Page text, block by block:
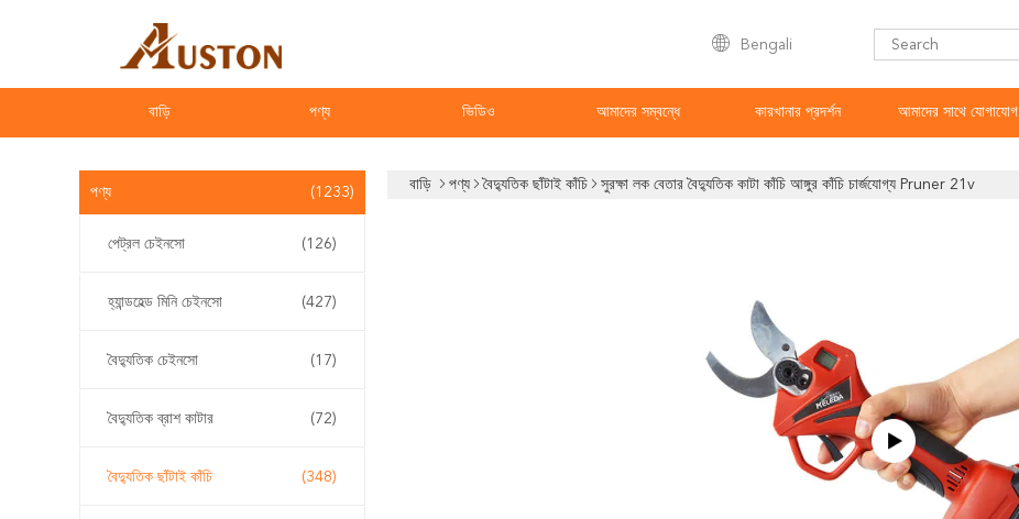
Bengali
বাড়ি পণ্য ভিডিও আমাদের সম্বন্ধে কারখানার প্রদর্শন আমাদের সাথে যোগাযোগ
পণ্য (1233)
পেট্রল চেইনসো (126)
হ্যান্ডহেল্ড মিনি চেইনসো (427)
বৈদ্যুতিক চেইনসো (17)
বৈদ্যুতিক ব্রাশ কাটার (72)
বৈদ্যুতিক ছাঁটাই কাঁচি (348)
বাড়ি পণ্য বৈদ্যুতিক ছাঁটাই কাঁচি সুরক্ষা লক বেতার বৈদ্যুতিক কাটা কাঁচি আঙ্গুর কাঁচি চার্জযোগ্য Pruner 21v